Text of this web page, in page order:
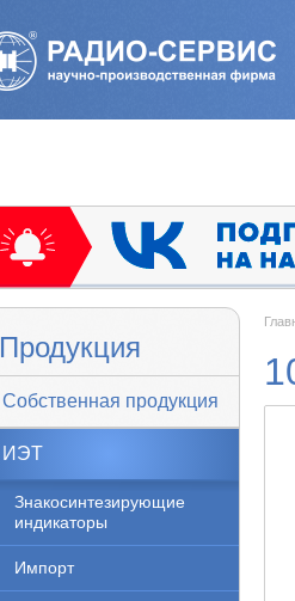
Продукция
Собственная продукция
ИЭТ
Знакосинтезирующие
индикаторы
Импорт